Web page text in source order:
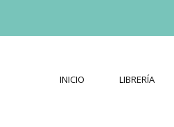
INICIO LIBRERÍA